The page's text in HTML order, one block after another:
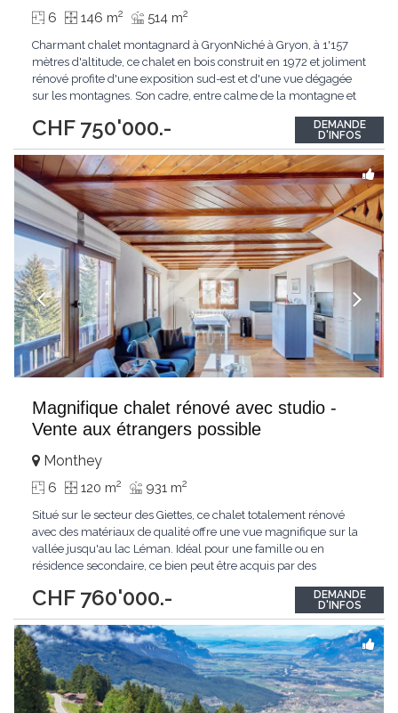
CHF 750'000.-
6 146 m2 514 m2
Charmant chalet montagnard à GryonNiché à Gryon, à 1'157
mètres d'altitude, ce chalet en bois construit en 1972 et joliment
rénové profite d'une exposition sud-est et d'une vue dégagée
sur les montagnes. Son cadre, entre calme de la montagne et
pour une résidence principale que secondaire. Au rez-de-
chaussée, l'espace de...
DEMANDE
D'INFOS
Magnifique chalet rénové avec studio -
Vente aux étrangers possible
CHF 760'000.-
Monthey
6 120 m2 931 m2
Situé sur le secteur des Giettes, ce chalet totalement rénové
avec des matériaux de qualité offre une vue magnifique sur la
vallée jusqu'au lac Léman. Idéal pour une famille ou en
résidence secondaire, ce bien peut être acquis par des
sur 3 niveaux, il dispose de nombreuses options optimisant son
confort et sa fonctionnalité...
DEMANDE
D'INFOS